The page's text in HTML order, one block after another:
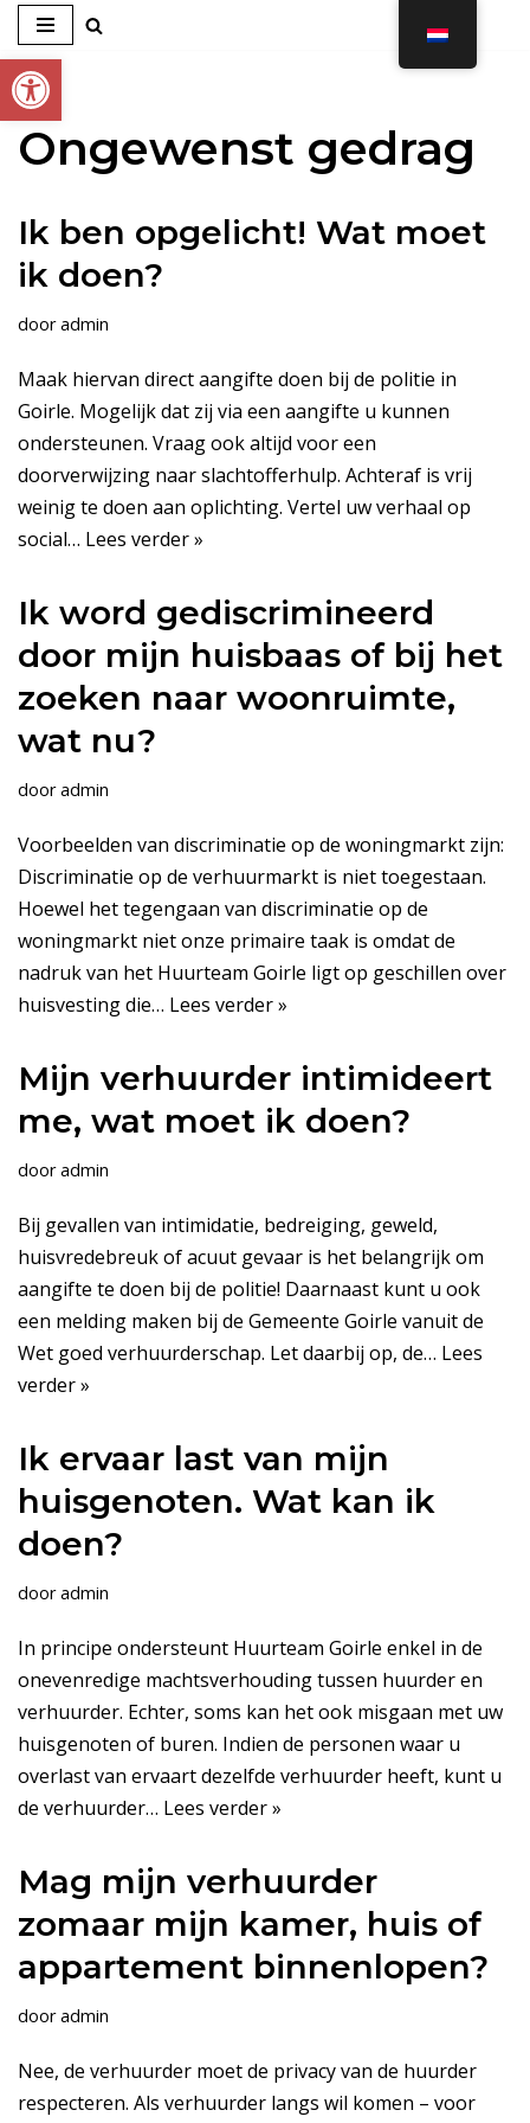
Toolbar openen
Ga
naar
de
inhoud
Ongewenst gedrag
Ik ben opgelicht! Wat moet
ik doen?
dooradmin
Maak hiervan direct aangifte doen bij de politie in
Goirle. Mogelijk dat zij via een aangifte u kunnen
ondersteunen. Vraag ook altijd voor een
doorverwijzing naar slachtofferhulp. Achteraf is vrij
weinig te doen aan oplichting. Vertel uw verhaal op
social… Lees verder »
Ik word gediscrimineerd
door mijn huisbaas of bij het
zoeken naar woonruimte,
wat nu?
dooradmin
Voorbeelden van discriminatie op de woningmarkt zijn:
Discriminatie op de verhuurmarkt is niet toegestaan.
Hoewel het tegengaan van discriminatie op de
woningmarkt niet onze primaire taak is omdat de
nadruk van het Huurteam Goirle ligt op geschillen over
huisvesting die… Lees verder »
Mijn verhuurder intimideert
me, wat moet ik doen?
dooradmin
Bij gevallen van intimidatie, bedreiging, geweld,
huisvredebreuk of acuut gevaar is het belangrijk om
aangifte te doen bij de politie! Daarnaast kunt u ook
een melding maken bij de Gemeente Goirle vanuit de
Wet goed verhuurderschap. Let daarbij op, de… Lees
verder »
Ik ervaar last van mijn
huisgenoten. Wat kan ik
doen?
dooradmin
In principe ondersteunt Huurteam Goirle enkel in de
onevenredige machtsverhouding tussen huurder en
verhuurder. Echter, soms kan het ook misgaan met uw
huisgenoten of buren. Indien de personen waar u
overlast van ervaart dezelfde verhuurder heeft, kunt u
de verhuurder… Lees verder »
Mag mijn verhuurder
zomaar mijn kamer, huis of
appartement binnenlopen?
dooradmin
Nee, de verhuurder moet de privacy van de huurder
respecteren. Als verhuurder langs wil komen – voor